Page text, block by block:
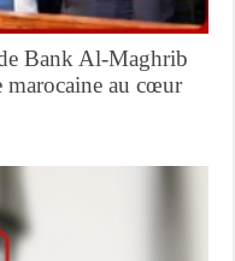
Bank Al-Maghrib
marocaine au cœur